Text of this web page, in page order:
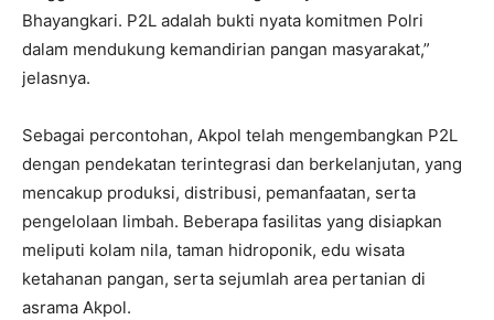
Bhayangkari. P2L adalah bukti nyata komitmen Polri
dalam mendukung kemandirian pangan masyarakat,”
jelasnya.
Sebagai percontohan, Akpol telah mengembangkan P2L
dengan pendekatan terintegrasi dan berkelanjutan, yang
mencakup produksi, distribusi, pemanfaatan, serta
pengelolaan limbah. Beberapa fasilitas yang disiapkan
meliputi kolam nila, taman hidroponik, edu wisata
ketahanan pangan, serta sejumlah area pertanian di
asrama Akpol.